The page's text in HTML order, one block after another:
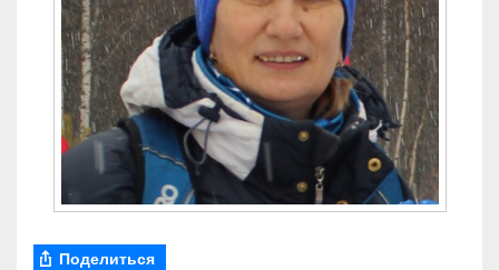
Поделиться